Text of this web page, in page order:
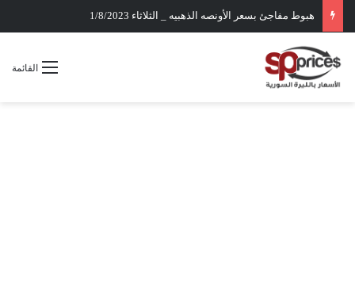
هبوط مفاجئ بسعر الأونصه الذهبيه _ الثلاثاء 1/8/2023
القائمة